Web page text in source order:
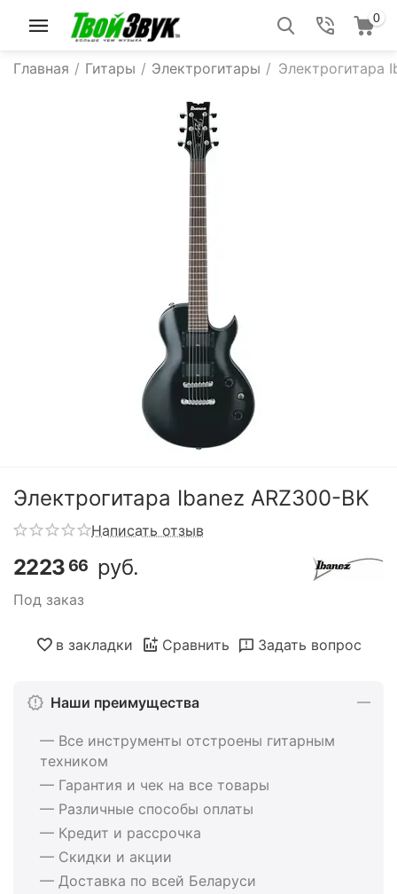
0
Главная / Гитары / Электрогитары / Электрогитара
Электрогитара Ibanez ARZ300-BK
Написать отзыв
222366 руб.
Под заказ
в закладки Сравнить Задать вопрос
Наши преимущества
— Все инструменты отстроены гитарным
техником
— Гарантия и чек на все товары
— Различные способы оплаты
— Кредит и рассрочка
— Скидки и акции
— Доставка по всей Беларуси